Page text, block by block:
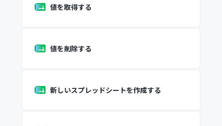
値を取得する
値を削除する
新しいスプレッドシートを作成する